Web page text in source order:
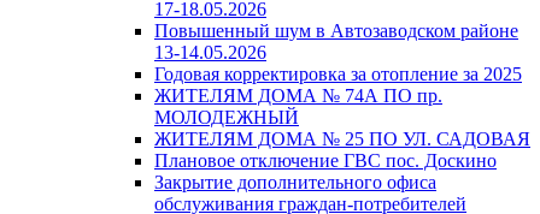
17-18.05.2026
Повышенный шум в Автозаводском районе
13-14.05.2026
Годовая корректировка за отопление за 2025
ЖИТЕЛЯМ ДОМА № 74А ПО пр.
МОЛОДЕЖНЫЙ
ЖИТЕЛЯМ ДОМА № 25 ПО УЛ. САДОВАЯ
Плановое отключение ГВС пос. Доскино
Закрытие дополнительного офиса
обслуживания граждан-потребителей